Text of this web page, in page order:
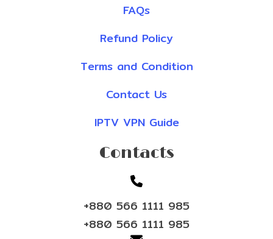
FAQs
Refund Policy
Terms and Condition
Contact Us
IPTV VPN Guide
Contacts
+880 566 1111 985
+880 566 1111 985